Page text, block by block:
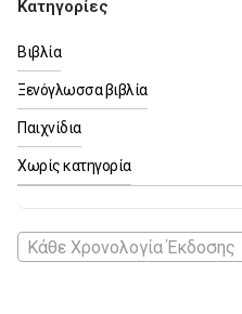
Κατηγορίες
Βιβλία
Ξενόγλωσσα βιβλία
Παιχνίδια
Χωρίς κατηγορία
Κάθε Χρονολογία Έκδοσης